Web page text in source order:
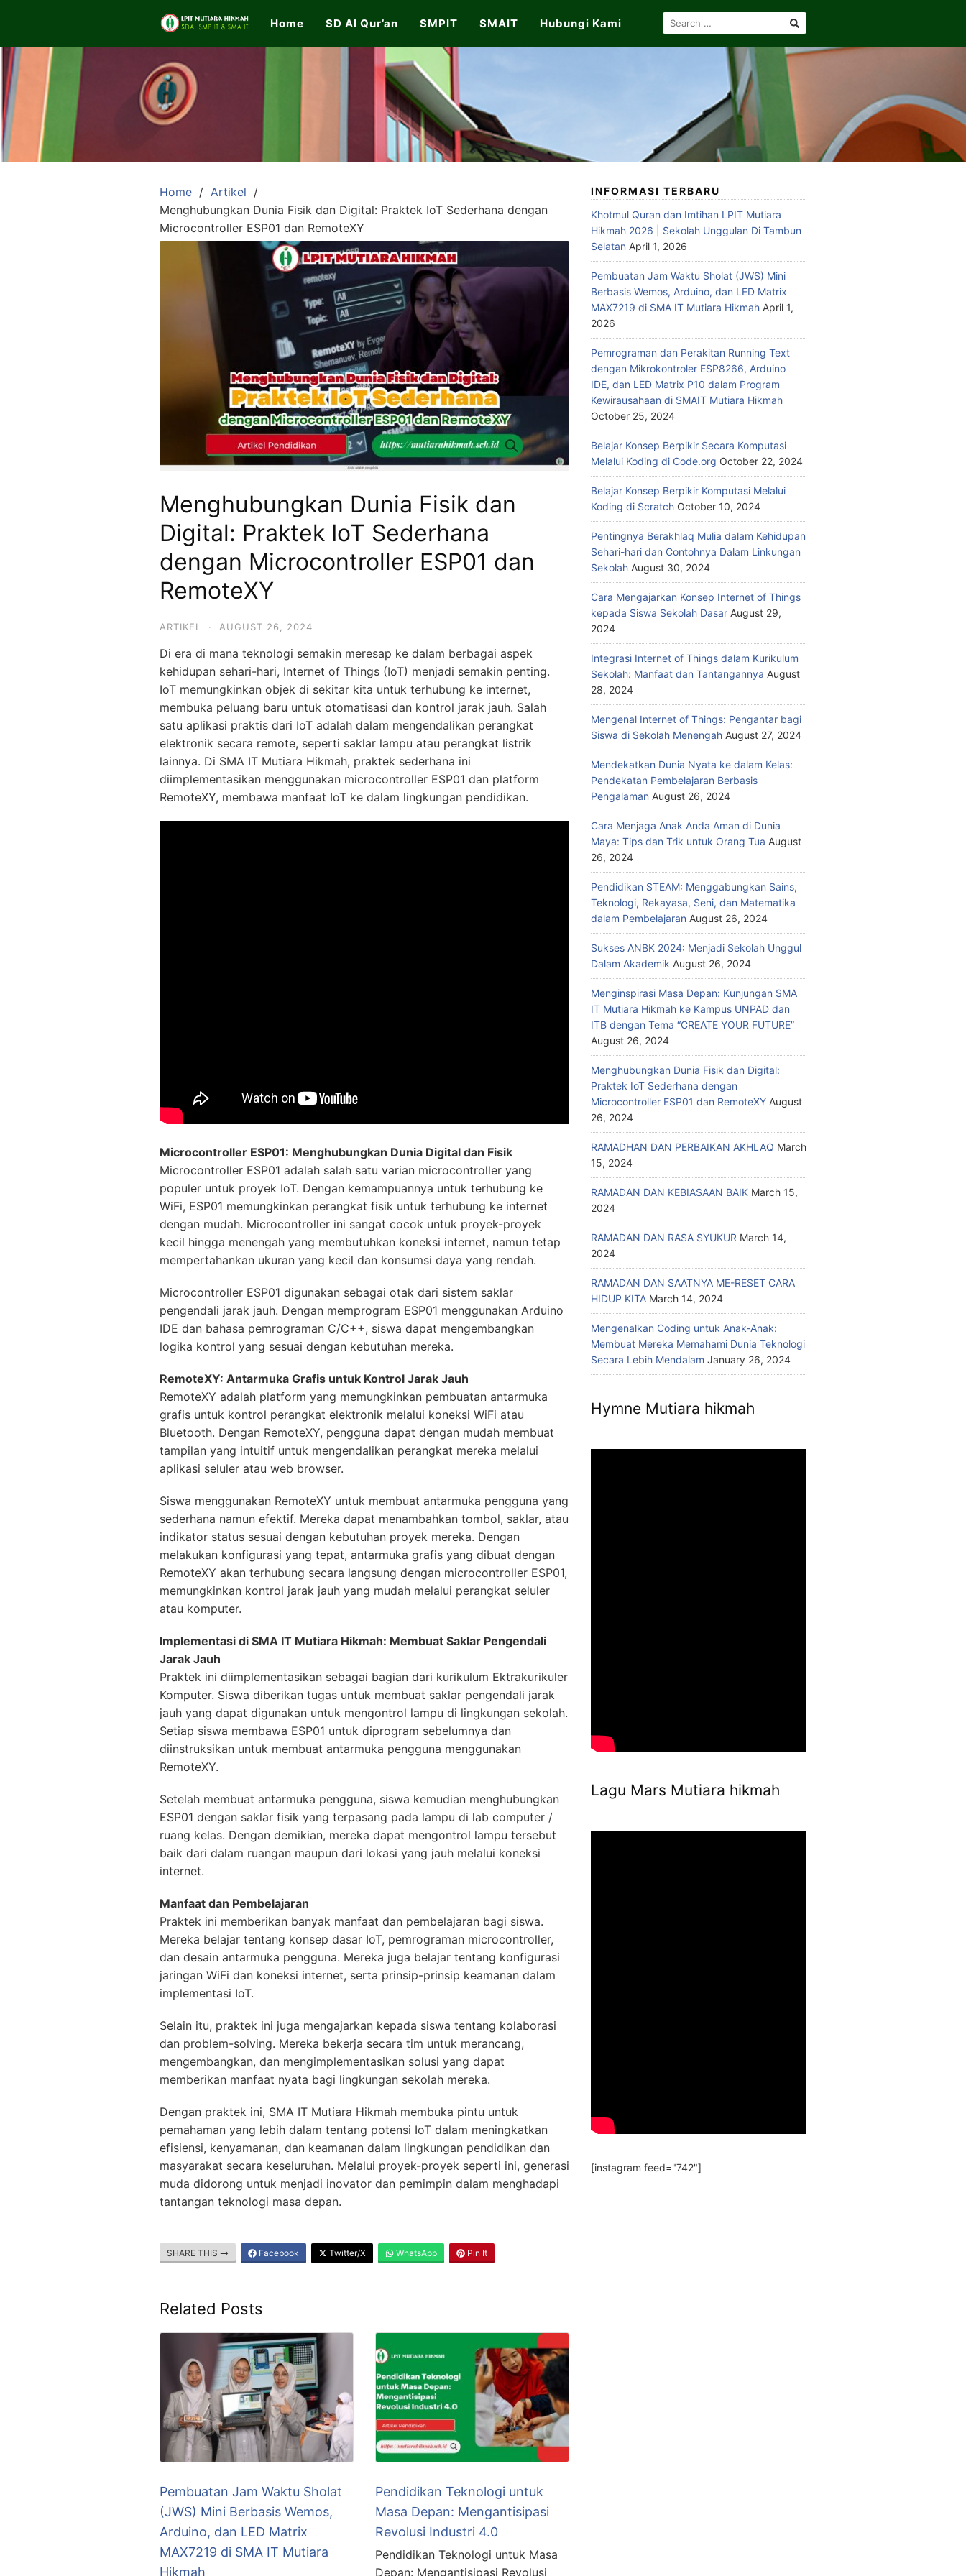
content
Home SD Al Qur’an SMPIT SMAIT Hubungi Kami
SEARCH
FOR:
LPIT
Mutiara
Hikmah
Official
Website
SDA,
SMPIT,
SMAIT
Mutiara
Hikmah
Home
Artikel
Menghubungkan Dunia Fisik dan Digital: Praktek IoT Sederhana dengan
Microcontroller ESP01 dan RemoteXY
Menghubungkan Dunia Fisik dan
Digital: Praktek IoT Sederhana
dengan Microcontroller ESP01 dan
RemoteXY
ARTIKEL · AUGUST 26, 2024
Di era di mana teknologi semakin meresap ke dalam berbagai aspek
kehidupan sehari-hari, Internet of Things (IoT) menjadi semakin penting.
IoT memungkinkan objek di sekitar kita untuk terhubung ke internet,
membuka peluang baru untuk otomatisasi dan kontrol jarak jauh. Salah
satu aplikasi praktis dari IoT adalah dalam mengendalikan perangkat
elektronik secara remote, seperti saklar lampu atau perangkat listrik
lainnya. Di SMA IT Mutiara Hikmah, praktek sederhana ini
diimplementasikan menggunakan microcontroller ESP01 dan platform
RemoteXY, membawa manfaat IoT ke dalam lingkungan pendidikan.
Microcontroller ESP01: Menghubungkan Dunia Digital dan Fisik
Microcontroller ESP01 adalah salah satu varian microcontroller yang
populer untuk proyek IoT. Dengan kemampuannya untuk terhubung ke
WiFi, ESP01 memungkinkan perangkat fisik untuk terhubung ke internet
dengan mudah. Microcontroller ini sangat cocok untuk proyek-proyek
kecil hingga menengah yang membutuhkan koneksi internet, namun tetap
mempertahankan ukuran yang kecil dan konsumsi daya yang rendah.
Microcontroller ESP01 digunakan sebagai otak dari sistem saklar
pengendali jarak jauh. Dengan memprogram ESP01 menggunakan Arduino
IDE dan bahasa pemrograman C/C++, siswa dapat mengembangkan
logika kontrol yang sesuai dengan kebutuhan mereka.
RemoteXY: Antarmuka Grafis untuk Kontrol Jarak Jauh
RemoteXY adalah platform yang memungkinkan pembuatan antarmuka
grafis untuk kontrol perangkat elektronik melalui koneksi WiFi atau
Bluetooth. Dengan RemoteXY, pengguna dapat dengan mudah membuat
tampilan yang intuitif untuk mengendalikan perangkat mereka melalui
aplikasi seluler atau web browser.
Siswa menggunakan RemoteXY untuk membuat antarmuka pengguna yang
sederhana namun efektif. Mereka dapat menambahkan tombol, saklar, atau
indikator status sesuai dengan kebutuhan proyek mereka. Dengan
melakukan konfigurasi yang tepat, antarmuka grafis yang dibuat dengan
RemoteXY akan terhubung secara langsung dengan microcontroller ESP01,
memungkinkan kontrol jarak jauh yang mudah melalui perangkat seluler
atau komputer.
Implementasi di SMA IT Mutiara Hikmah: Membuat Saklar Pengendali
Jarak Jauh
Praktek ini diimplementasikan sebagai bagian dari kurikulum Ektrakurikuler
Komputer. Siswa diberikan tugas untuk membuat saklar pengendali jarak
jauh yang dapat digunakan untuk mengontrol lampu di lingkungan sekolah.
Setiap siswa membawa ESP01 untuk diprogram sebelumnya dan
diinstruksikan untuk membuat antarmuka pengguna menggunakan
RemoteXY.
Setelah membuat antarmuka pengguna, siswa kemudian menghubungkan
ESP01 dengan saklar fisik yang terpasang pada lampu di lab computer /
ruang kelas. Dengan demikian, mereka dapat mengontrol lampu tersebut
baik dari dalam ruangan maupun dari lokasi yang jauh melalui koneksi
internet.
Manfaat dan Pembelajaran
Praktek ini memberikan banyak manfaat dan pembelajaran bagi siswa.
Mereka belajar tentang konsep dasar IoT, pemrograman microcontroller,
dan desain antarmuka pengguna. Mereka juga belajar tentang konfigurasi
jaringan WiFi dan koneksi internet, serta prinsip-prinsip keamanan dalam
implementasi IoT.
Selain itu, praktek ini juga mengajarkan kepada siswa tentang kolaborasi
dan problem-solving. Mereka bekerja secara tim untuk merancang,
mengembangkan, dan mengimplementasikan solusi yang dapat
memberikan manfaat nyata bagi lingkungan sekolah mereka.
Dengan praktek ini, SMA IT Mutiara Hikmah membuka pintu untuk
pemahaman yang lebih dalam tentang potensi IoT dalam meningkatkan
efisiensi, kenyamanan, dan keamanan dalam lingkungan pendidikan dan
masyarakat secara keseluruhan. Melalui proyek-proyek seperti ini, generasi
muda didorong untuk menjadi inovator dan pemimpin dalam menghadapi
tantangan teknologi masa depan.
SHARE THIS Facebook Twitter/X WhatsApp Pin It
Related Posts
Pembuatan Jam Waktu Sholat
(JWS) Mini Berbasis Wemos,
Arduino, dan LED Matrix
MAX7219 di SMA IT Mutiara
Hikmah
Pendidikan Teknologi untuk
Masa Depan: Mengantisipasi
Revolusi Industri 4.0
Pendidikan Teknologi untuk Masa
Depan: Mengantisipasi Revolusi
INFORMASI TERBARU
Khotmul Quran dan Imtihan LPIT Mutiara
Hikmah 2026 | Sekolah Unggulan Di Tambun
Selatan April 1, 2026
Pembuatan Jam Waktu Sholat (JWS) Mini
Berbasis Wemos, Arduino, dan LED Matrix
MAX7219 di SMA IT Mutiara Hikmah April 1,
2026
Pemrograman dan Perakitan Running Text
dengan Mikrokontroler ESP8266, Arduino
IDE, dan LED Matrix P10 dalam Program
Kewirausahaan di SMAIT Mutiara Hikmah
October 25, 2024
Belajar Konsep Berpikir Secara Komputasi
Melalui Koding di Code.org October 22, 2024
Belajar Konsep Berpikir Komputasi Melalui
Koding di Scratch October 10, 2024
Pentingnya Berakhlaq Mulia dalam Kehidupan
Sehari-hari dan Contohnya Dalam Linkungan
Sekolah August 30, 2024
Cara Mengajarkan Konsep Internet of Things
kepada Siswa Sekolah Dasar August 29,
2024
Integrasi Internet of Things dalam Kurikulum
Sekolah: Manfaat dan Tantangannya August
28, 2024
Mengenal Internet of Things: Pengantar bagi
Siswa di Sekolah Menengah August 27, 2024
Mendekatkan Dunia Nyata ke dalam Kelas:
Pendekatan Pembelajaran Berbasis
Pengalaman August 26, 2024
Cara Menjaga Anak Anda Aman di Dunia
Maya: Tips dan Trik untuk Orang Tua August
26, 2024
Pendidikan STEAM: Menggabungkan Sains,
Teknologi, Rekayasa, Seni, dan Matematika
dalam Pembelajaran August 26, 2024
Sukses ANBK 2024: Menjadi Sekolah Unggul
Dalam Akademik August 26, 2024
Menginspirasi Masa Depan: Kunjungan SMA
IT Mutiara Hikmah ke Kampus UNPAD dan
ITB dengan Tema “CREATE YOUR FUTURE”
August 26, 2024
Menghubungkan Dunia Fisik dan Digital:
Praktek IoT Sederhana dengan
Microcontroller ESP01 dan RemoteXY August
26, 2024
RAMADHAN DAN PERBAIKAN AKHLAQ March
15, 2024
RAMADAN DAN KEBIASAAN BAIK March 15,
2024
RAMADAN DAN RASA SYUKUR March 14,
2024
RAMADAN DAN SAATNYA ME-RESET CARA
HIDUP KITA March 14, 2024
Mengenalkan Coding untuk Anak-Anak:
Membuat Mereka Memahami Dunia Teknologi
Secara Lebih Mendalam January 26, 2024
Hymne Mutiara hikmah
Lagu Mars Mutiara hikmah
[instagram feed="742"]